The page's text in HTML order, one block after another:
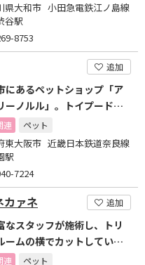
県大和市 小田急電鉄江ノ島線
谷駅
8753
追加
にあるペットショップ「ア
ーノルル」。トイプードル
うペットショップ
連 ペット
東大阪市 近畿日本鉄道奈良線
駅
7224
カァネ 追加
なスタッフが施術し、トリ
ームの横でカットしている
けます。
連 ペット